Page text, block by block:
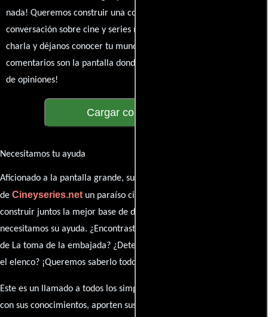
nada! Queremos construir una comunidad apasionada donde la
conversación sobre cine y series nunca se detenga. Únete a la
charla y déjanos conocer tu mundo cinematográfico. ¡Los
comentarios son la pantalla donde se proyecta nuestra diversidad
de opiniones!
Cargar comentarios
Necesitamos tu ayuda
Aficionado a la pantalla grande, su participación es clave para hacer
de Cineyseries.netun paraíso cinéfilo completo. Queremos
construir juntos la mejor base de datos cinematográfica, pero
necesitamos su ayuda. ¿Encontraste algún dato faltante en la ficha
de La toma de la embajada? ¿Detectaste algún error en la sinopsis o
el elenco? ¡Queremos saberlo todo!
Este es un llamado a todos los simpatizantes del cine: contribuyan
con sus conocimientos, aporten sus descubrimientos y compartan